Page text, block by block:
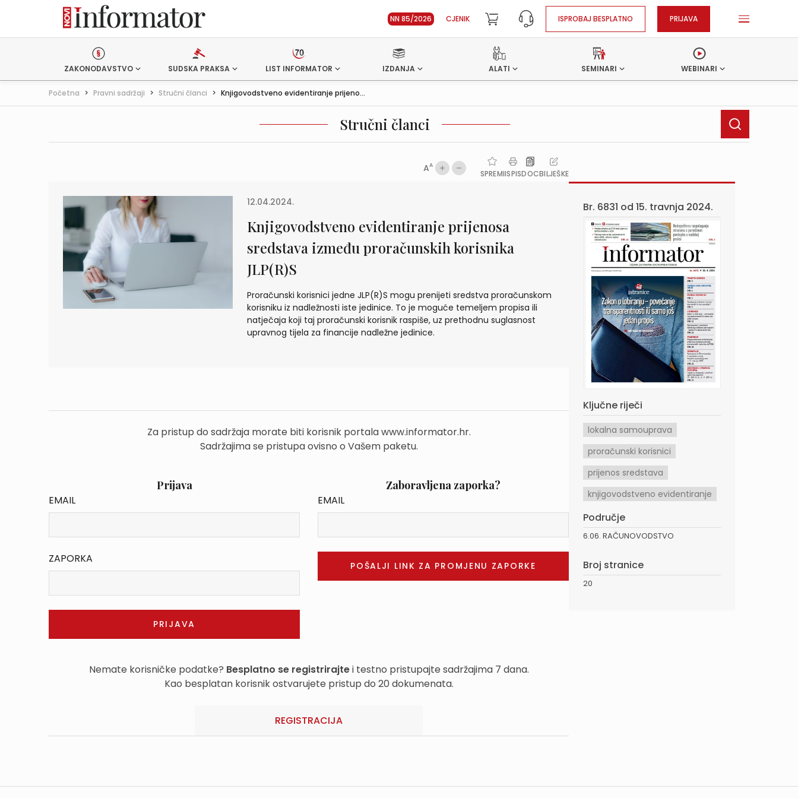
NN 85/2026 CJENIK ISPROBAJ BESPLATNO PRIJAVA
ZAKONODAVSTVO SUDSKA PRAKSA LIST INFORMATOR IZDANJA ALATI SEMINARI WEBINARI
Početna > Pravni sadržaji > Stručni članci > Knjigovodstveno evidentiranje prijeno...
Stručni članci
AA
SPREMIISPISDOCBILJEŠKE
12.04.2024.
Knjigovodstveno evidentiranje prijenosa
sredstava između proračunskih korisnika
JLP(R)S
Proračunski korisnici jedne JLP(R)S mogu prenijeti sredstva proračunskom
korisniku iz nadležnosti iste jedinice. To je moguće temeljem propisa ili
natječaja koji taj proračunski korisnik raspiše, uz prethodnu suglasnost
upravnog tijela za financije nadležne jedinice.
Za pristup do sadržaja morate biti korisnik portala www.informator.hr.
Sadržajima se pristupa ovisno o Vašem paketu.
Prijava
EMAIL
ZAPORKA
Zaboravljena zaporka?
EMAIL
Nemate korisničke podatke? Besplatno se registrirajtei testno pristupajte sadržajima 7 dana.
Kao besplatan korisnik ostvarujete pristup do 20 dokumenata.
REGISTRACIJA
Br. 6831 od 15. travnja 2024.
Ključne riječi
lokalna samouprava
proračunski korisnici
prijenos sredstava
knjigovodstveno evidentiranje
Područje
6.06. RAČUNOVODSTVO
Broj stranice
20